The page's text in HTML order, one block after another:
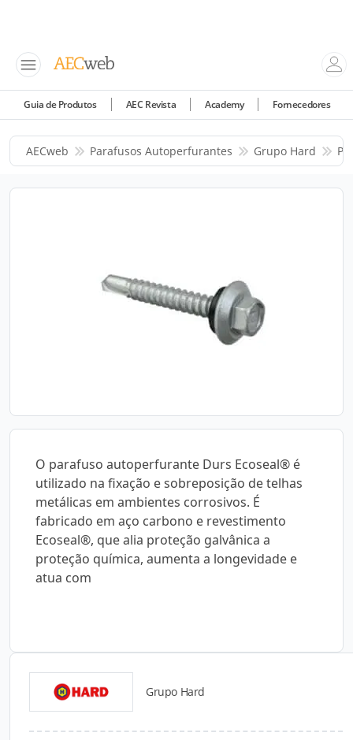
Guia de Produtos AEC Revista Academy Fornecedores
AECweb Parafusos Autoperfurantes Grupo Hard
O parafuso autoperfurante Durs Ecoseal® é
utilizado na fixação e sobreposição de telhas
metálicas em ambientes corrosivos. É
fabricado em aço carbono e revestimento
Ecoseal®, que alia proteção galvânica a
proteção química, aumenta a longevidade e
atua com
Grupo Hard
Catálogos para Download